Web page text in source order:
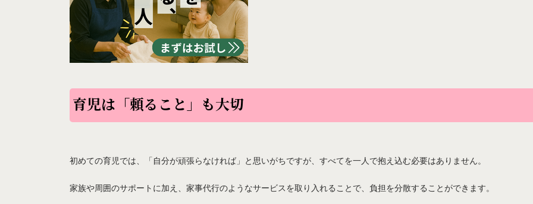
育児は「頼ること」も大切
初めての育児では、「自分が頑張らなければ」と思いがちですが、すべてを一人で抱え込む必要はありません。
家族や周囲のサポートに加え、家事代行のようなサービスを取り入れることで、負担を分散することができます。